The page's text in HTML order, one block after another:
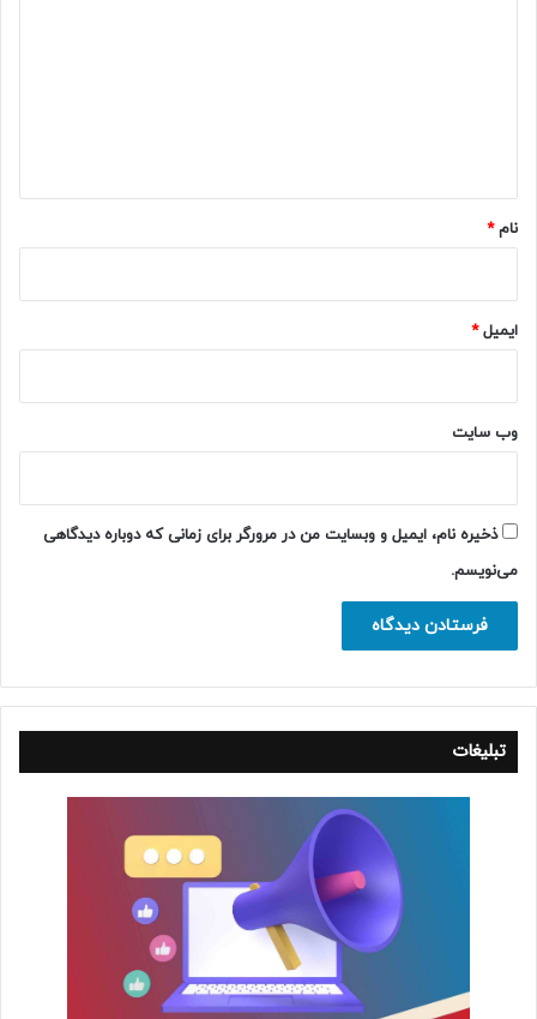
نام*
ایمیل*
وب‌ سایت
ذخیره نام، ایمیل و وبسایت من در مرورگر برای زمانی که دوباره دیدگاهی
می‌نویسم.
تبلیغات